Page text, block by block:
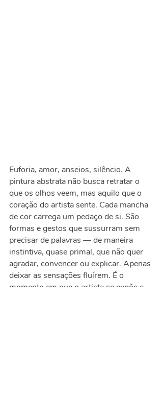
Euforia, amor, anseios, silêncio. A
pintura abstrata não busca retratar o
que os olhos veem, mas aquilo que o
coração do artista sente. Cada mancha
de cor carrega um pedaço de si. São
formas e gestos que sussurram sem
precisar de palavras — de maneira
instintiva, quase primal, que não quer
agradar, convencer ou explicar. Apenas
deixar as sensações fluírem. É o
momento em que o artista se expõe e